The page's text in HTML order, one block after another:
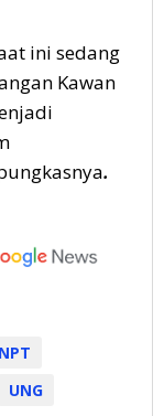
ini sedang
Kawan
.
UNG